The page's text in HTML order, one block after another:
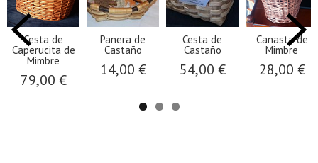
Cesta de
Caperucita de
Mimbre
79,00 €
Panera de
Castaño
14,00 €
Cesta de
Castaño
54,00 €
Canasta de
Mimbre
28,00 €